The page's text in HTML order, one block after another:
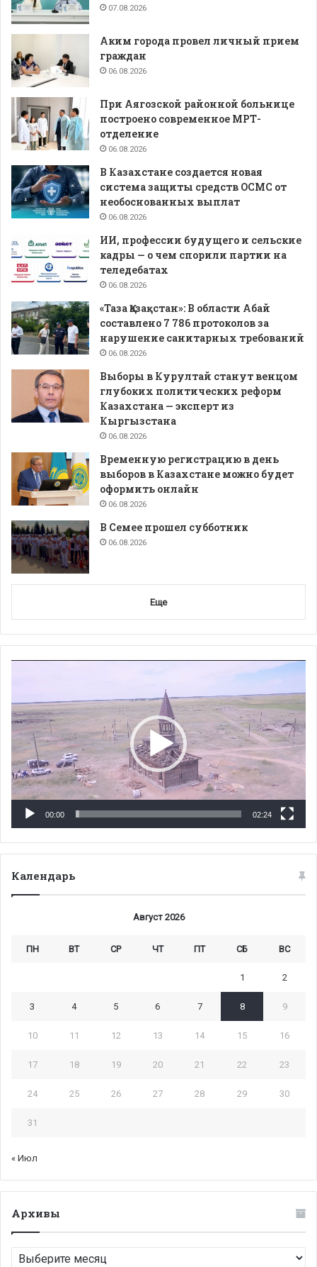
07.08.2026
Аким города провел личный прием
граждан
06.08.2026
При Аягозской районной больнице
построено современное МРТ-
отделение
06.08.2026
В Казахстане создается новая
система защиты средств ОСМС от
необоснованных выплат
06.08.2026
ИИ, профессии будущего и сельские
кадры — о чем спорили партии на
теледебатах
06.08.2026
«Таза Қазақстан»: В области Абай
составлено 7 786 протоколов за
нарушение санитарных требований
06.08.2026
Выборы в Курултай станут венцом
глубоких политических реформ
Казахстана — эксперт из
Кыргызстана
06.08.2026
Временную регистрацию в день
выборов в Казахстане можно будет
оформить онлайн
06.08.2026
В Семее прошел субботник
06.08.2026
Еще
00:00 02:24
Календарь
Август 2026
ПН ВТ СР ЧТ ПТ СБ ВС
1 2
3 4 5 6 7 8 9
10 11 12 13 14 15 16
17 18 19 20 21 22 23
24 25 26 27 28 29 30
31
« Июл
Архивы
Архивы